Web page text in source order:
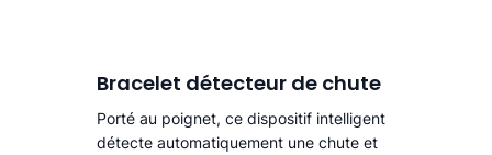
Bracelet détecteur de chute
Porté au poignet, ce dispositif intelligent
détecte automatiquement une chute et